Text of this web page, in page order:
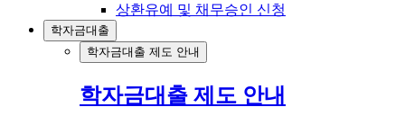
상환유예 및 채무승인 신청
학자금대출
학자금대출 제도 안내
학자금대출 제도 안내